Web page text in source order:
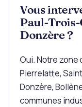
Vous
Paul-
Donzère ?
Oui. Notre
Pierrelatte,
Donzère,
communes